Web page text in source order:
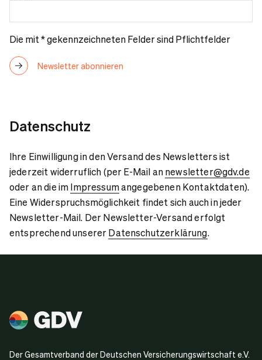
Die mit * gekennzeichneten Felder sind Pflichtfelder
Datenschutz
Ihre Einwilligung in den Versand des Newsletters ist
jederzeit widerruflich (per E-Mail annewsletter@gdv.de
oder an die imImpressumangegebenen Kontaktdaten).
Eine Widerspruchsmöglichkeit findet sich auch in jeder
Newsletter-Mail. Der Newsletter-Versand erfolgt
entsprechend unsererDatenschutzerklärung.
Der Gesamtverband der Deutschen Versicherungswirtschaft e.V.